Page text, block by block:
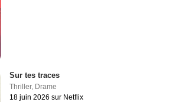
Sur tes traces
Thriller, Drame
18 juin 2026 sur Netflix